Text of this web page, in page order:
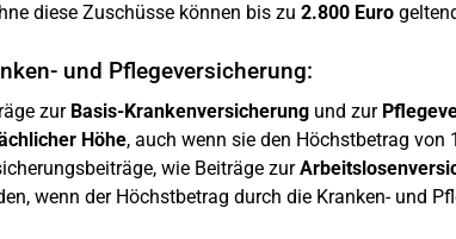
diese Zuschüsse können bis zu 2.800 Euro
und Pflegeversicherung:
zur Basis-Krankenversicherungund zur
Höhe, auch wenn sie den Höchstbetrag von
wie Beiträge zur
wenn der Höchstbetrag durch die Kranken- und